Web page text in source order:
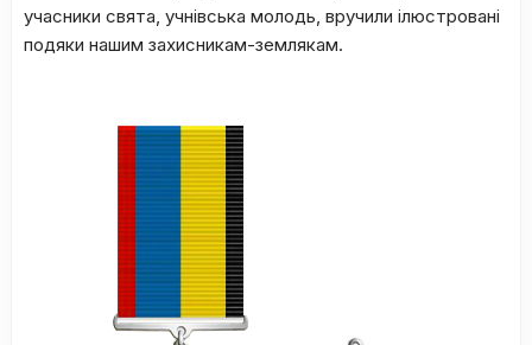
учасники свята, учнівська молодь, вручили ілюстровані
подяки нашим захисникам-землякам.